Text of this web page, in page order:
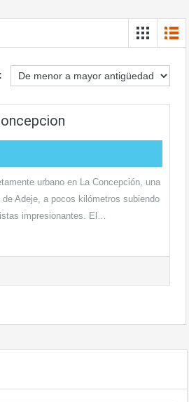
urbano en La Concepción, una
Adeje, a pocos kilómetros subiendo
impresionantes. El…